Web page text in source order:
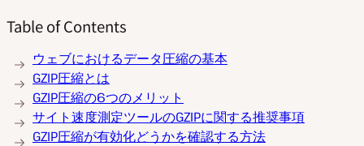
Table of Contents
ウェブにおけるデータ圧縮の基本
GZIP圧縮とは
GZIP圧縮の6つのメリット
サイト速度測定ツールのGZIPに関する推奨事項
GZIP圧縮が有効化どうかを確認する方法